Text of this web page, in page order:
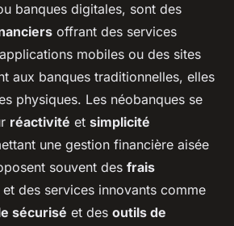
banques digitales, sont des
offrant des services
mobiles ou des sites
aux banques traditionnelles, elles
physiques. Les néobanques se
réactivité et simplicité
une gestion financière aisée
souvent des frais
et des services innovants comme
sécurisé et des outils de